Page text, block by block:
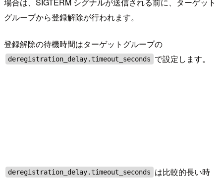
グループから登録解除が行われます。
登録解除の待機時間はターゲットグループの
deregistration_delay.timeout_seconds で設定します。
deregistration_delay.timeout_seconds
は比較的長い時